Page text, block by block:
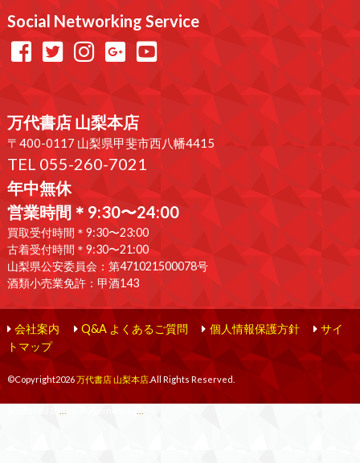
Social Networking Service
万代書店 山梨本店
〒400-0117 山梨県甲斐市西八幡4415
TEL 055-260-7021
年中無休
営業時間＊9:30〜24:00
買取受付時間＊9:30〜23:00
古着受付時間＊9:30〜21:00
山梨県公安委員会：第471021500078号
酒類小売業免許：甲酒143
会社案内 Q&A よくあるご質問 個人情報保護方針
サイ
トマップ
©Copyright2026万代書店 山梨本店.All Rights Reserved.
... ...